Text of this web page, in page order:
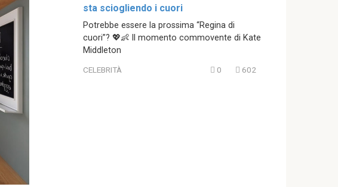
sta sciogliendo i cuori
Potrebbe essere la prossima “Regina di
cuori”? 💖👶 Il momento commovente di Kate
Middleton
CELEBRITÀ 0 602